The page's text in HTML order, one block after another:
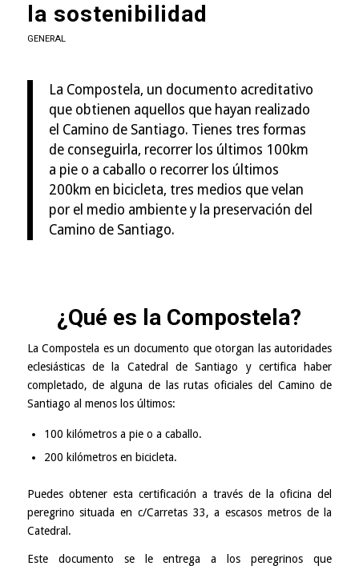
la sostenibilidad
GENERAL
La Compostela, un documento acreditativo
que obtienen aquellos que hayan realizado
el Camino de Santiago. Tienes tres formas
de conseguirla, recorrer los últimos 100km
a pie o a caballo o recorrer los últimos
200km en bicicleta, tres medios que velan
por el medio ambiente y la preservación del
Camino de Santiago.
¿Qué es la Compostela?
La Compostela es un documento que otorgan las autoridades
eclesiásticas de la Catedral de Santiago y certifica haber
completado, de alguna de las rutas oficiales del Camino de
Santiago al menos los últimos:
100 kilómetros a pie o a caballo.
200 kilómetros en bicicleta.
Puedes obtener esta certificación a través de laoficina del
peregrino situada en c/Carretas 33, a escasos metros de la
Catedral.
Este documento se le entrega a los peregrinos que